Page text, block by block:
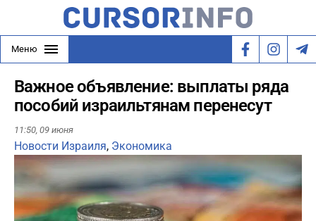
Меню
Важное объявление: выплаты ряда
пособий израильтянам перенесут
11:50, 09 июня
Новости Израиля, Экономика